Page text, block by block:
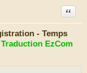
- Temps
Traduction EzCom
Citation